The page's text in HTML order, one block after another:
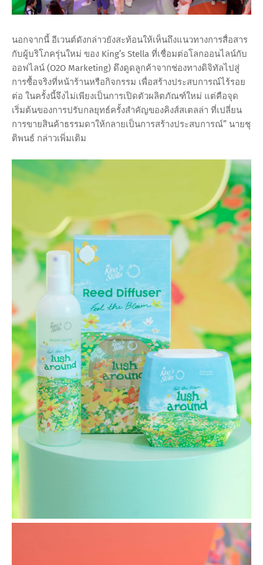
นอกจากนี้ อีเวนต์ดังกล่าวยังสะท้อนให้เห็นถึงแนวทางการสื่อสาร
กับผู้บริโภครุ่นใหม่ ของ King’s Stella ที่เชื่อมต่อโลกออนไลน์กับ
ออฟไลน์ (O2O Marketing) ดึงดูดลูกค้าจากช่องทางดิจิทัลไปสู่
การซื้อจริงที่หน้าร้านหรือกิจกรรม เพื่อสร้างประสบการณ์ไร้รอย
ต่อ ในครั้งนี้จึงไม่เพียงเป็นการเปิดตัวผลิตภัณฑ์ใหม่ แต่คือจุด
เริ่มต้นของการปรับกลยุทธ์ครั้งสำคัญของคิงส์สเตลล่า ที่เปลี่ยน
การขายสินค้าธรรมดาให้กลายเป็นการสร้างประสบการณ์” นายชุ
ติพนธ์ กล่าวเพิ่มเติม